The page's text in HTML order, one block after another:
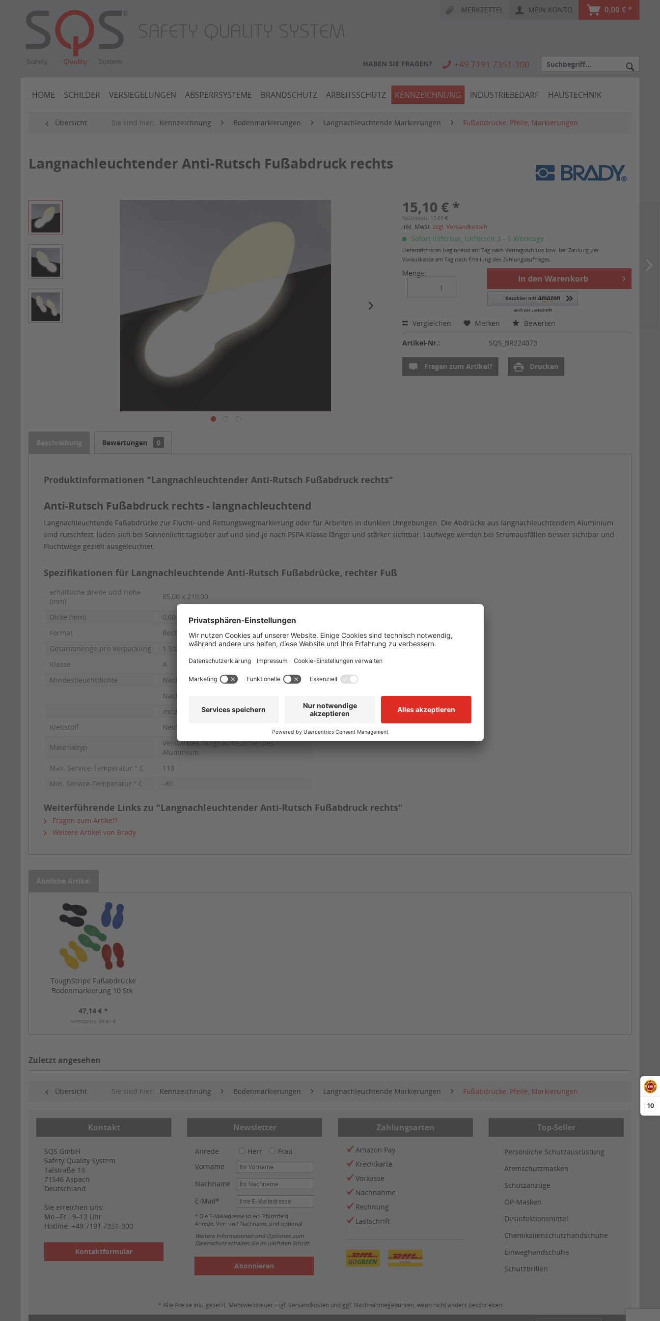
10
MERKZETTEL MEIN KONTO 0,00 € *
HABEN SIE FRAGEN? +49 7191 7351-300
HOME SCHILDER VERSIEGELUNGEN ABSPERRSYSTEME BRANDSCHUTZ ARBEITSSCHUTZ KENNZEICHNUNG INDUSTRIEBEDARF HAUSTECHNIK
Übersicht Sie sind hier: Kennzeichnung Bodenmarkierungen Langnachleuchtende Markierungen Fußabdrücke, Pfeile, Markierungen
Langnachleuchtender Anti-Rutsch Fußabdruck rechts
15,10 € *
Nettopreis: 12,69 €
inkl. MwSt.zzgl. Versandkosten
Sofort lieferbar, Lieferzeit 3 - 5 Werktage
Lieferzeitfristen beginnend am Tag nach Vertragsschluss bzw. bei Zahlung per
Vorauskasse am Tag nach Erteilung des Zahlungsauftrages.
Menge:
In den Warenkorb
Vergleichen Merken Bewerten
Artikel-Nr.: SQS_BR224073
Fragen zum Artikel? Drucken
Beschreibung Bewertungen 0
Produktinformationen "Langnachleuchtender Anti-Rutsch Fußabdruck rechts"
Anti-Rutsch Fußabdruck rechts - langnachleuchtend
Langnachleuchtende Fußabdrücke zur Flucht- und Rettungswegmarkierung oder für Arbeiten in dunklen Umgebungen. Die Abdrücke aus langnachleuchtendem Aluminium
sind rutschfest, laden sich bei Sonnenlicht tagsüber auf und sind je nach PSPA Klasse länger und stärker sichtbar. Laufwege werden bei Stromausfällen besser sichtbar und
Fluchtwege gezielt ausgeleuchtet.
Spezifikationen für Langnachleuchtende Anti-Rutsch Fußabdrücke, rechter Fuß
erhältliche Breite und Höhe
(mm)
85,00 x 210,00
Dicke (mm)
0,60
Format
Rechter Fuß
Gesamtmenge pro Verpackung
1 Stück
Klasse
A
Mindestleuchtdichte
Nach 10 Minuten 23,0 mcd/m²
Nach 60 Minuten 3,0 mcd/m²
mcd = Millicandela (Lichtstärke)
Klebstoff
Nein
Materialtyp
Verstärktes, langnachleuchtendes
Aluminium
Max. Service-Temperatur ° C
110
Min. Service-Temperatur ° C
-40
Weiterführende Links zu "Langnachleuchtender Anti-Rutsch Fußabdruck rechts"
Fragen zum Artikel?
Weitere Artikel von Brady
Ähnliche Artikel
ToughStripe Fußabdrücke
Bodenmarkierung 10 Stk.
47,14 € *
Nettopreis: 39,61 €
Zuletzt angesehen
Übersicht Sie sind hier: Kennzeichnung Bodenmarkierungen Langnachleuchtende Markierungen Fußabdrücke, Pfeile, Markierungen
Kontakt
SQS GmbH
Safety Quality System
Talstraße 13
71546 Aspach
Deutschland
Sie erreichen uns:
Mo.–Fr.: 9–12 Uhr
Hotline: +49 7191 7351-300
Kontaktformular
Newsletter
Anrede Herr
Frau
Vorname
Nachname
E-Mail*
* Die E-Mailadresse ist ein Pflichtfeld
Anrede, Vor- und Nachname sind optional
Weitere Informationen und Optionen zum
Datenschutz erhalten Sie im nächsten Schritt.
Abonnieren
Zahlungsarten
Amazon Pay
Kreditkarte
Vorkasse
Nachnahme
Rechnung
Lastschrift
Top-Seller
Persönliche Schutzausrüstung
Atemschutzmasken
Schutzanzüge
OP-Masken
Desinfektionsmittel
Chemikalienschutzhandschuhe
Einweghandschuhe
Schutzbrillen
* Alle Preise inkl. gesetzl. Mehrwertsteuer zzgl. Versandkosten und ggf. Nachnahmegebühren, wenn nicht anders beschrieben